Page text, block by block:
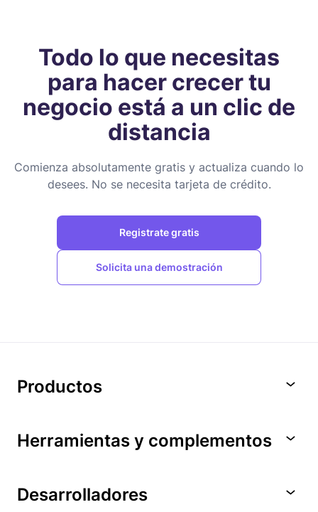
Todo lo que necesitas
para hacer crecer tu
negocio está a un clic de
distancia
Comienza absolutamente gratis y actualiza cuando lo
desees. No se necesita tarjeta de crédito.
Registrate gratis
Solicita una demostración
Productos
Herramientas y complementos
Desarrolladores